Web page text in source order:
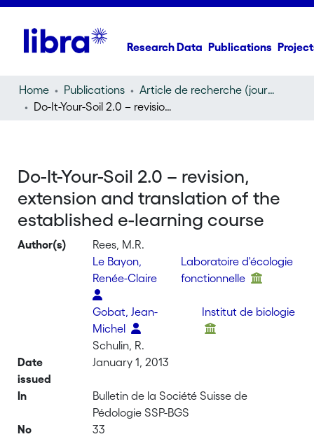
Research Data Publications
Home Publications
Article de recherche (journal article)
Do-It-Your-Soil 2.0 – revision, extension and translation of the established e-learning course
Do-It-Your-Soil 2.0 – revision,
extension and translation of the
established e-learning course
Author(s)
Rees, M.R.
Le Bayon,
Renée-Claire
Laboratoire d'écologie
fonctionnelle
Gobat, Jean-
Michel
Institut de biologie
Schulin, R.
Date
issued
January 1, 2013
In
Bulletin de la Société Suisse de
Pédologie SSP-BGS
No
33